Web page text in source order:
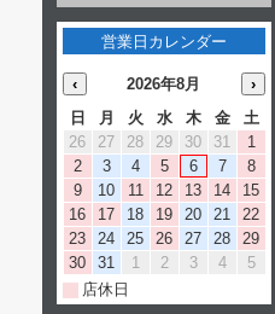
営業日カレンダー
‹ 2026年8月
›
日
月 火 水 木 金
土
26
27 28 29 30 31
1
2
3 4 5 6 7
8
9
10 11 12 13 14
15
16
17 18 19 20 21
22
23
24 25 26 27 28
29
30
31 1 2 3 4
5
店休日